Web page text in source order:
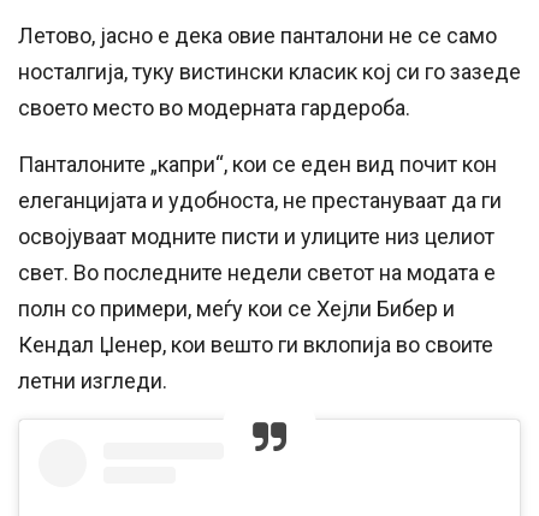
Летово, јасно е дека овие панталони не се само
носталгија, туку вистински класик кој си го зазеде
своето место во модерната гардероба.
Панталоните „капри“, кои се еден вид почит кон
елеганцијата и удобноста, не престануваат да ги
освојуваат модните писти и улиците низ целиот
свет. Во последните недели светот на модата е
полн со примери, меѓу кои се Хејли Бибер и
Кендал Џенер, кои вешто ги вклопија во своите
летни изгледи.